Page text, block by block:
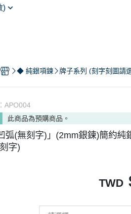
鍊.手環
環
帶夾｜別針.徽章｜袖扣
飾
)
◆ 純銀項鍊 牌子系列 (刻字刻圖請
APO004
此商品為預購商品。
弧(無刻字)」(2mm銀鍊)簡約純
字)
TWD